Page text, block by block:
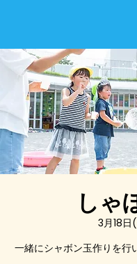
しゃ
3月18日
一緒にシャボン玉作りを行